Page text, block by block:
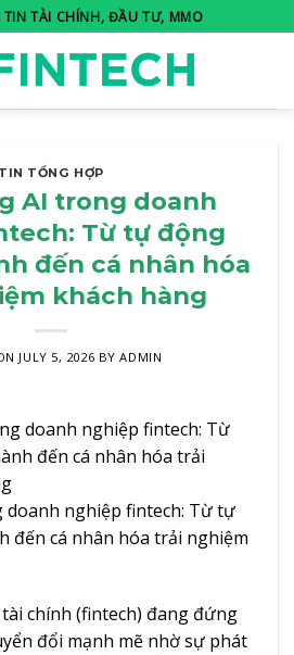
TIN TÀI CHÍNH, ĐẦU TƯ, MMO
TIN TỔNG HỢP
AI trong doanh
Từ tự động
đến cá nhân hóa
khách hàng
JULY 5, 2026 BYADMIN
doanh nghiệp fintech: Từ tự
đến cá nhân hóa trải nghiệm
chính (fintech) đang đứng
đổi mạnh mẽ nhờ sự phát